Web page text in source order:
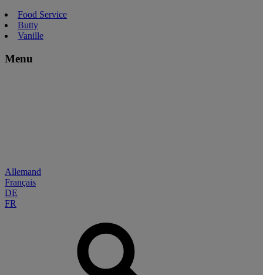
Food Service
Butty
Vanille
Menu
Allemand
Français
DE
FR